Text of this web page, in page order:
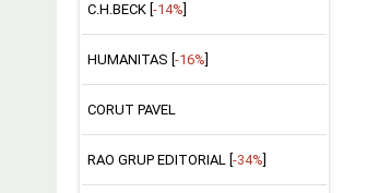
C.H.BECK [ -14%
HUMANITAS [ -16%
CORUT PAVEL
RAO GRUP EDITORIAL [ -34%